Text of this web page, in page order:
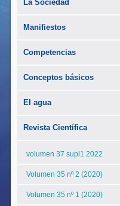
La Sociedad
Manifiestos
Competencias
Conceptos básicos
El agua
Revista Científica
volumen 37 supl1 2022
Volumen 35 nº 2 (2020)
Volumen 35 nº 1 (2020)